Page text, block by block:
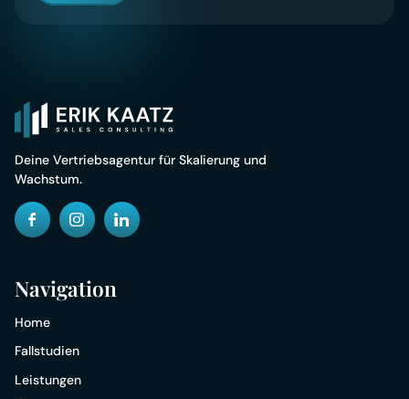
Deine Vertriebsagentur für Skalierung und
Wachstum​.
Navigation
Home
Fallstudien
Leistungen